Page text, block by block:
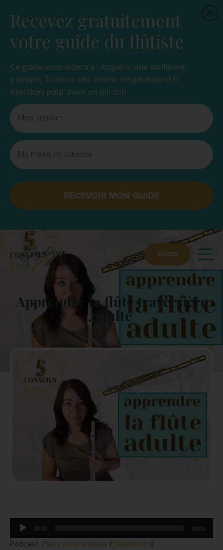
GUIDE
Apprendre la flûte traversière
adulte
Lecteur
audio
00:00 00:00
Podcast: Play in new window | Download ()
Recevez gratuitement
votre guide du flûtiste
Ce guide vous aidera à : Acquérir une meilleure
posture, Trouver une bonne respiration et 6
exercices pour avoir un joli son
RECEVOIR MON GUIDE